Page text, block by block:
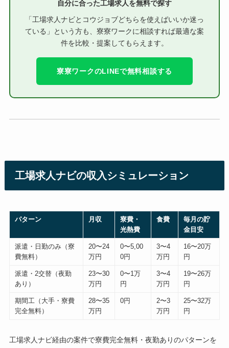
自分に合った工場求人を無料で探す
「工場求人ナビとコウジョブどちらを使えばいいか迷っ
ている」という方も、寮寮ワークに相談すれば最適な案
件を比較・提案してもらえます。
寮寮ワークのLINEで無料相談する
工場求人ナビの収入シミュレーション
パターン 月収
寮費・
光熱費
食費
毎月の貯
金目安
派遣・日勤のみ（寮
費無料）
20〜24
万円
0〜5,00
0円
3〜4
万円
16〜20万
円
派遣・2交替（夜勤
あり）
23〜30
万円
0〜1万
円
3〜4
万円
19〜26万
円
期間工（大手・寮費
完全無料）
28〜35
万円
0円
2〜3
万円
25〜32万
円
工場求人ナビ経由の案件で寮費完全無料・夜勤ありのパターンを